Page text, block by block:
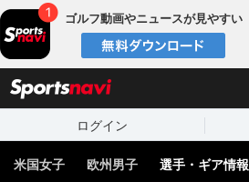
ゴルフ動画やニュースが見やすい
ログイン
米国女子 欧州男子 選手・ギア情報